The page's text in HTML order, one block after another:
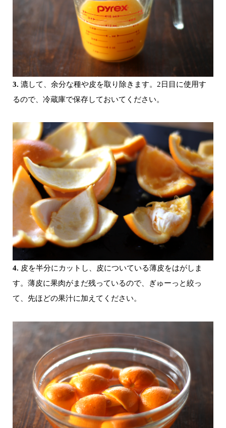
3. 漉して、余分な種や皮を取り除きます。2日目に使用す
るので、冷蔵庫で保存しておいてください。
4. 皮を半分にカットし、皮についている薄皮をはがしま
す。薄皮に果肉がまだ残っているので、ぎゅーっと絞っ
て、先ほどの果汁に加えてください。